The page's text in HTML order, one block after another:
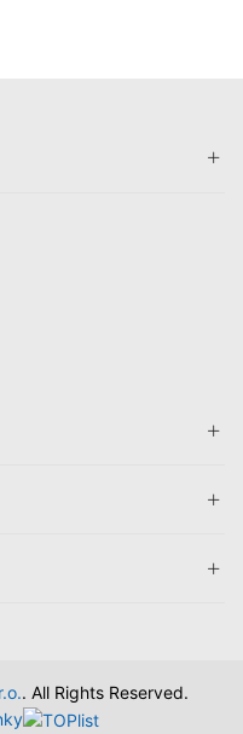
. All Rights Reserved.